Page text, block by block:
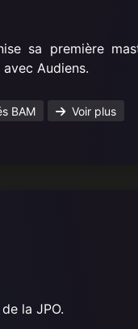
sa première
Audiens.
BAM Voir plus
la JPO.